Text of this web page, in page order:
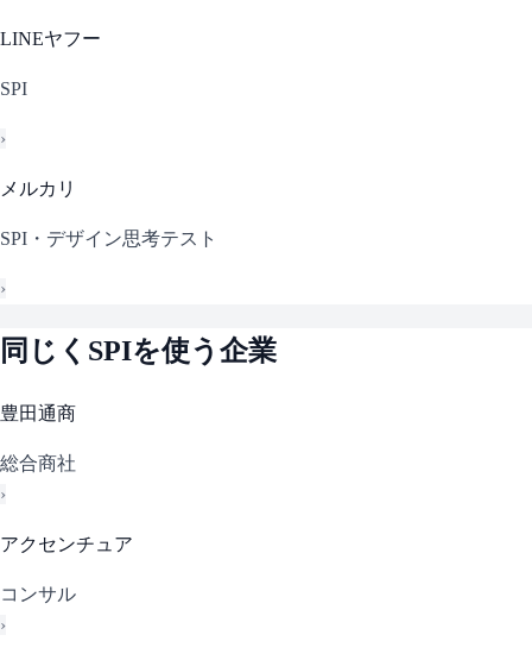
LINEヤフー
SPI
›
メルカリ
SPI・デザイン思考テスト
›
同じく SPIを使う企業
豊田通商
総合商社
›
アクセンチュア
コンサル
›